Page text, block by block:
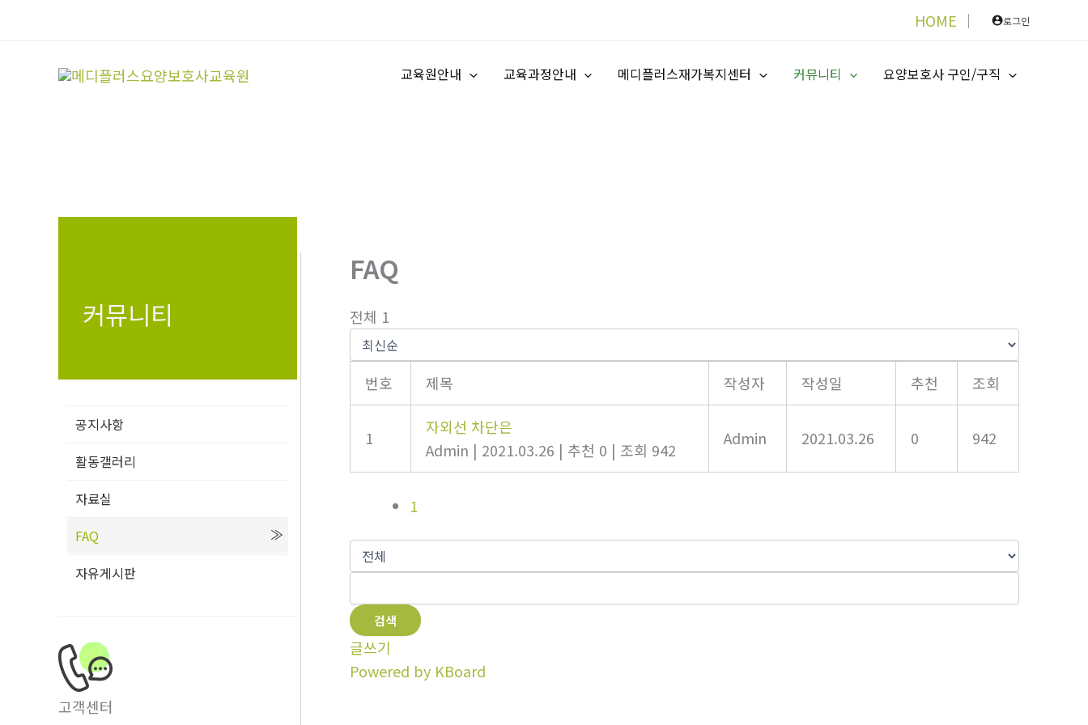
HOME │ 로그인
교육원안내 교육과정안내 메디플러스재가복지센터 커뮤니티 요양보호사 구인/구직
커뮤니티
공지사항
활동갤러리
자료실
FAQ
자유게시판
고객센터
FAQ
전체 1
번호 제목 작성자 작성일 추천 조회
1
자외선 차단은
Admin | 2021.03.26 | 추천 0 | 조회 942
Admin 2021.03.26 0 942
1
검색
글쓰기
Powered by KBoard